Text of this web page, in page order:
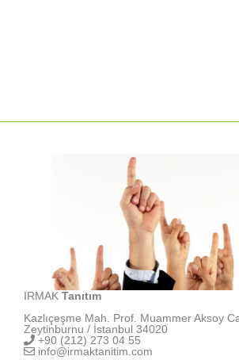
IRMAK Tanıtım
Kazlıçeşme Mah. Prof. Muammer Aksoy
Zeytinburnu / İstanbul 34020
+90 (212) 273 04 55
info@irmaktanitim.com